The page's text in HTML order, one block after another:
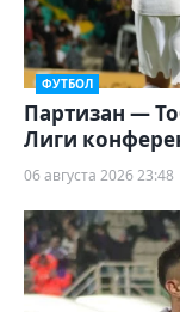
ФУТБОЛ
Партизан —
Лиги
06 августа 2026 23:48